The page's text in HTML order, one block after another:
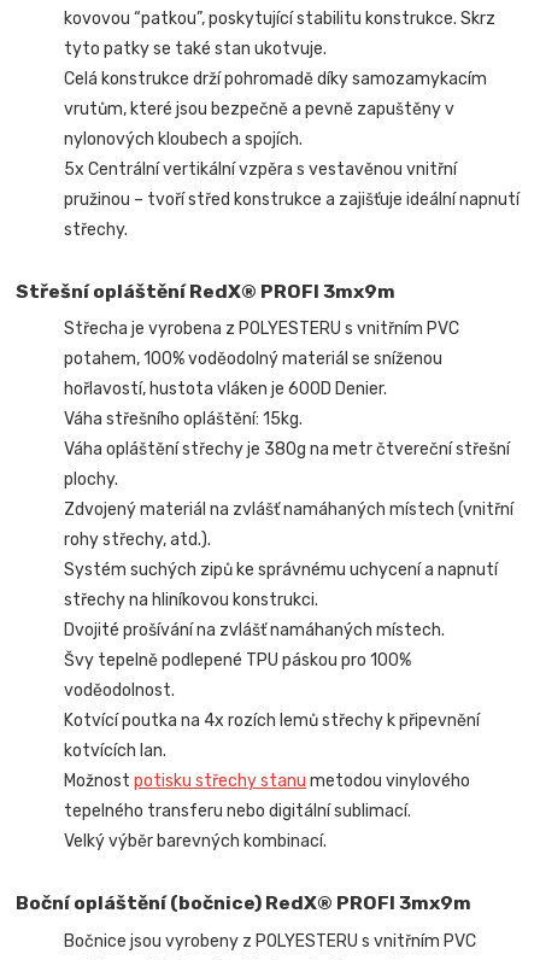
kovovou “patkou”, poskytující stabilitu konstrukce. Skrz
tyto patky se také stan ukotvuje.
Celá konstrukce drží pohromadě díky samozamykacím
vrutům, které jsou bezpečně a pevně zapuštěny v
nylonových kloubech a spojích.
5x Centrální vertikální vzpěra s vestavěnou vnitřní
pružinou – tvoří střed konstrukce a zajišťuje ideální napnutí
střechy.
Střešní opláštění RedX® PROFI 3mx9m
Střecha je vyrobena z POLYESTERU s vnitřním PVC
potahem, 100% voděodolný materiál se sníženou
hořlavostí, hustota vláken je 600D Denier.
Váha střešního opláštění: 15kg.
Váha opláštění střechy je 380g na metr čtvereční střešní
plochy.
Zdvojený materiál na zvlášť namáhaných místech (vnitřní
rohy střechy, atd.).
Systém suchých zipů ke správnému uchycení a napnutí
střechy na hliníkovou konstrukci.
Dvojité prošívání na zvlášť namáhaných místech.
Švy tepelně podlepené TPU páskou pro 100%
voděodolnost.
Kotvící poutka na 4x rozích lemů střechy k připevnění
kotvících lan.
Možnostpotisku střechy stanu metodou vinylového
tepelného transferu nebo digitální sublimací.
Velký výběr barevných kombinací.
Boční opláštění (bočnice) RedX® PROFI 3mx9m
Bočnice jsou vyrobeny z POLYESTERU s vnitřním PVC